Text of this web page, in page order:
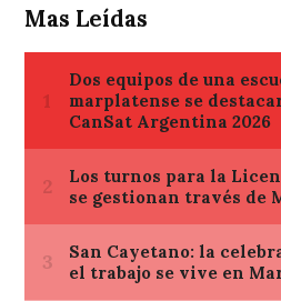
Mas Leídas